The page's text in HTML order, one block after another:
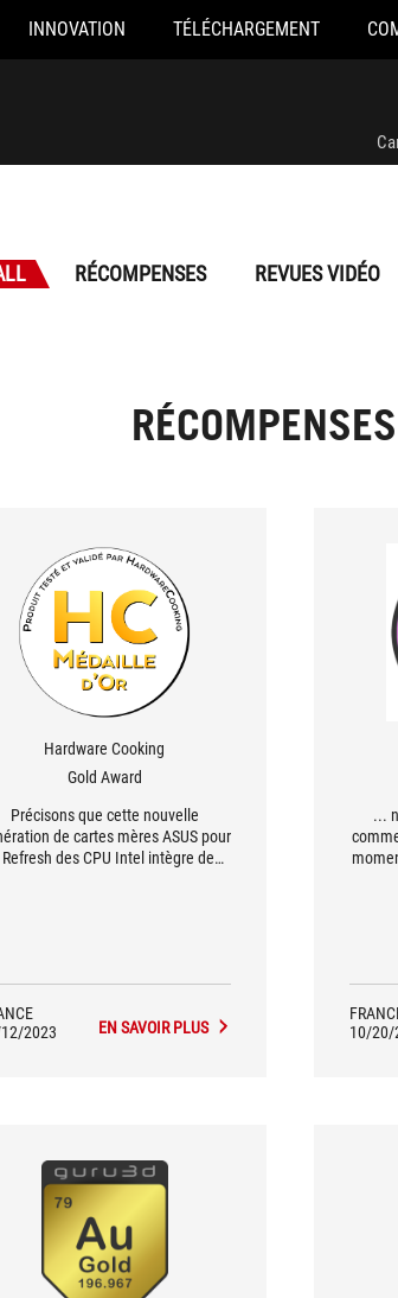
INNOVATION TÉLÉCHARGEMENT
RÉCOMPENSES REVUES VIDÉO
RÉCOMPENSES
Hardware Cooking
Gold Award
Précisons que cette nouvelle
de cartes mères ASUS pour
Refresh des CPU Intel intègre des
2023
EN SAVOIR PLUS
...
10/20/